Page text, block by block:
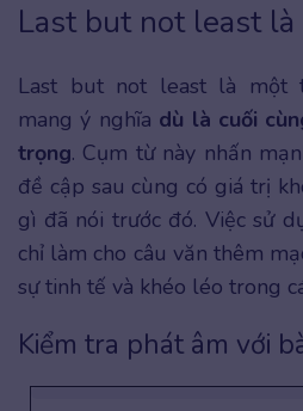
Last but not least là
Last but not least là một
mang ý nghĩa dù là cuối
trọng. Cụm từ này nhấn
đề cập sau cùng có giá trị
gì đã nói trước đó. Việc sử
chỉ làm cho câu văn thêm
sự tinh tế và khéo léo trong
Kiểm tra phát âm với